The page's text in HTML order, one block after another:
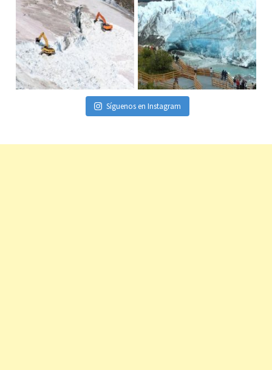
Síguenos en Instagram